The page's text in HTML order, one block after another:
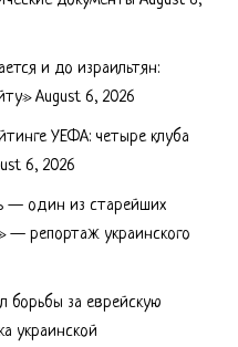
и до израильтян:
August 6, 2026
УЕФА: четыре клуба
6, 2026
— один из старейших
— репортаж украинского
за еврейскую
украинской